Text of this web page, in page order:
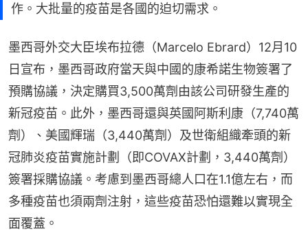
作。大批量的疫苗是各國的迫切需求。
墨西哥外交大臣埃布拉德（Marcelo Ebrard）12月10
日宣布，墨西哥政府當天與中國的康希諾生物簽署了
預購協議，決定購買3,500萬劑由該公司研發生產的
新冠疫苗。此外，墨西哥還與英國阿斯利康（7,740萬
劑）、美國輝瑞（3,440萬劑）及世衛組織牽頭的新
冠肺炎疫苗實施計劃（即COVAX計劃，3,440萬劑）
簽署採購協議。考慮到墨西哥總人口在1.1億左右，而
多種疫苗也須兩劑注射，這些疫苗恐怕還難以實現全
面覆蓋。